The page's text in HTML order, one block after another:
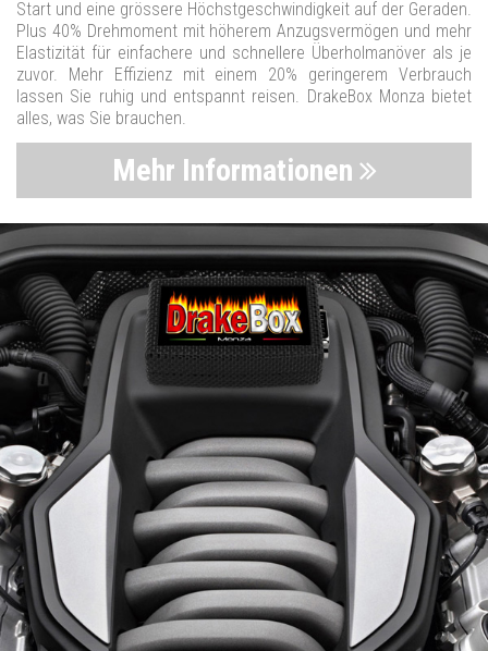
Start und eine grössere Höchstgeschwindigkeit auf der Geraden.
Plus 40% Drehmoment mit höherem Anzugsvermögen und mehr
Elastizität für einfachere und schnellere Überholmanöver als je
zuvor. Mehr Effizienz mit einem 20% geringerem Verbrauch
lassen Sie ruhig und entspannt reisen. DrakeBox Monza bietet
alles, was Sie brauchen.
Mehr Informationen